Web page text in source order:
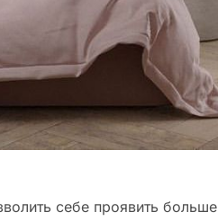
себе проявить больше